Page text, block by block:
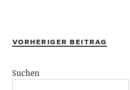
VORHERIGER BEITRAG
Suchen